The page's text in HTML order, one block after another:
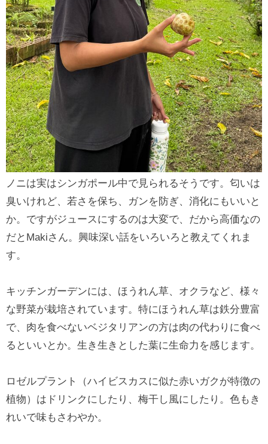
ノニは実はシンガポール中で見られるそうです。匂いは
臭いけれど、若さを保ち、ガンを防ぎ、消化にもいいと
か。ですがジュースにするのは大変で、だから高価なの
だとMakiさん。興味深い話をいろいろと教えてくれま
す。
キッチンガーデンには、ほうれん草、オクラなど、様々
な野菜が栽培されています。特にほうれん草は鉄分豊富
で、肉を食べないベジタリアンの方は肉の代わりに食べ
るといいとか。生き生きとした葉に生命力を感じます。
ロゼルプラント（ハイビスカスに似た赤いガクが特徴の
植物）はドリンクにしたり、梅干し風にしたり。色もき
れいで味もさわやか。